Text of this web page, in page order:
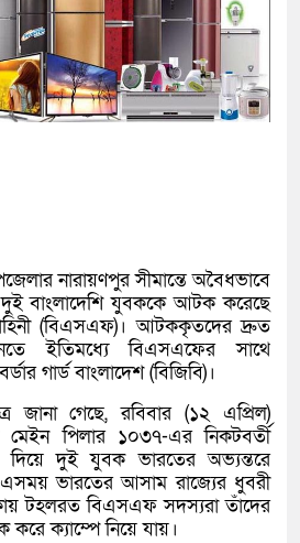
নারায়ণপুর সীমান্তে অবৈধভাবে
বাংলাদেশি যুবককে আটক করেছে
(বিএসএফ)। আটককৃতদের দ্রুত
ইতিমধ্যে বিএসএফের সাথে
গার্ড বাংলাদেশ (বিজিবি)।
জানা গেছে, রবিবার (১২ এপ্রিল)
মেইন পিলার ১০৩৭-এর নিকটবর্তী
দিয়ে দুই যুবক ভারতের অভ্যন্তরে
এসময় ভারতের আসাম রাজ্যের ধুবরী
টহলরত বিএসএফ সদস্যরা তাঁদের
ক্যাম্পে নিয়ে যায়।